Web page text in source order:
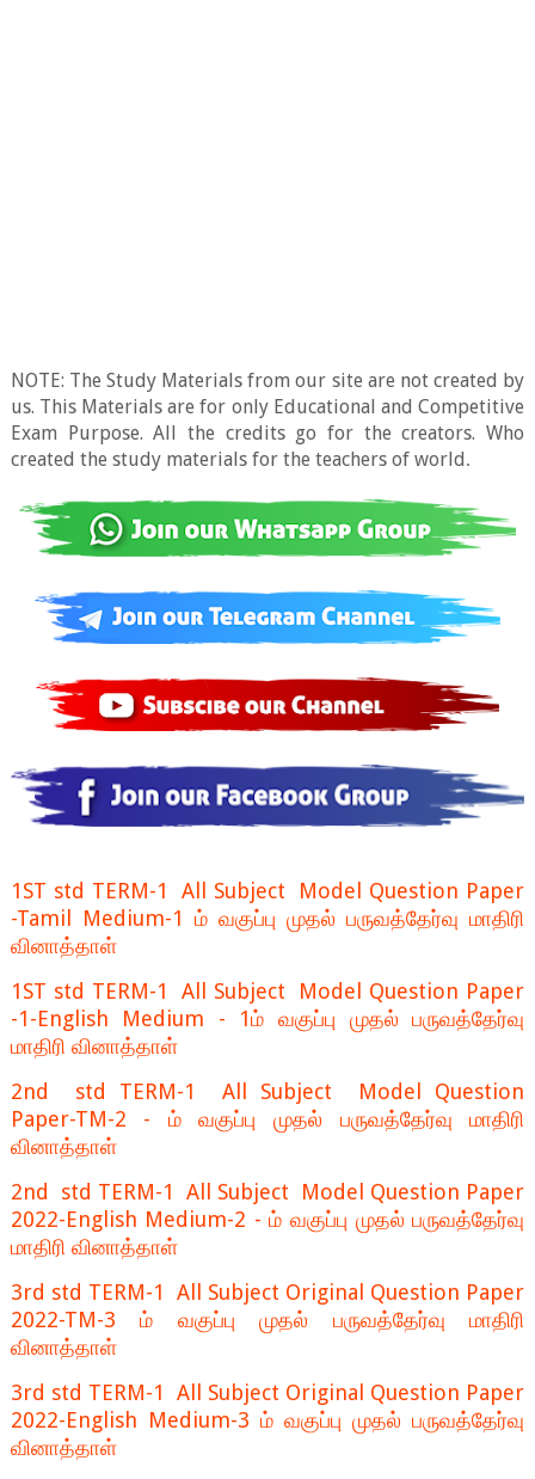
NOTE: The Study Materials from our site are not created by
us. This Materials are for only Educational and Competitive
Exam Purpose. All the credits go for the creators. Who
created the study materials for the teachers of world.
1ST std TERM-1 All Subject Model Question Paper
-Tamil Medium-1 ம் வகுப்பு முதல் பருவத்தேர்வு மாதிரி
வினாத்தாள்
1ST std TERM-1 All Subject Model Question Paper
-1-English Medium - 1ம் வகுப்பு முதல் பருவத்தேர்வு
மாதிரி வினாத்தாள்
2nd std TERM-1 All Subject Model Question
Paper-TM-2 - ம் வகுப்பு முதல் பருவத்தேர்வு மாதிரி
வினாத்தாள்
2nd std TERM-1 All Subject Model Question Paper
2022-English Medium-2 - ம் வகுப்பு முதல் பருவத்தேர்வு
மாதிரி வினாத்தாள்
3rd std TERM-1 All Subject Original Question Paper
2022-TM-3 ம் வகுப்பு முதல் பருவத்தேர்வு மாதிரி
வினாத்தாள்
3rd std TERM-1 All Subject Original Question Paper
2022-English Medium-3 ம் வகுப்பு முதல் பருவத்தேர்வு
வினாத்தாள்